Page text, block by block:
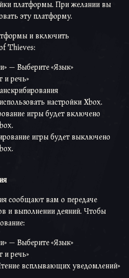
платформы. При желании вы
эту платформу.
и включить
Thieves:
— Выберите «Язык»
и речь»
настройки Xbox.
игры будет включено
игры будет выключено
сообщают вам о передаче
и выполнении деяний. Чтобы
— Выберите «Язык»
и речь»
всплывающих уведомлений»